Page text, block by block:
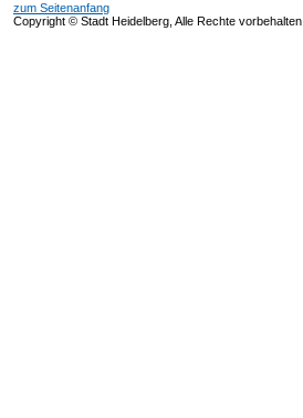
zum Seitenanfang
Copyright © Stadt Heidelberg, Alle Rechte vorbehalten